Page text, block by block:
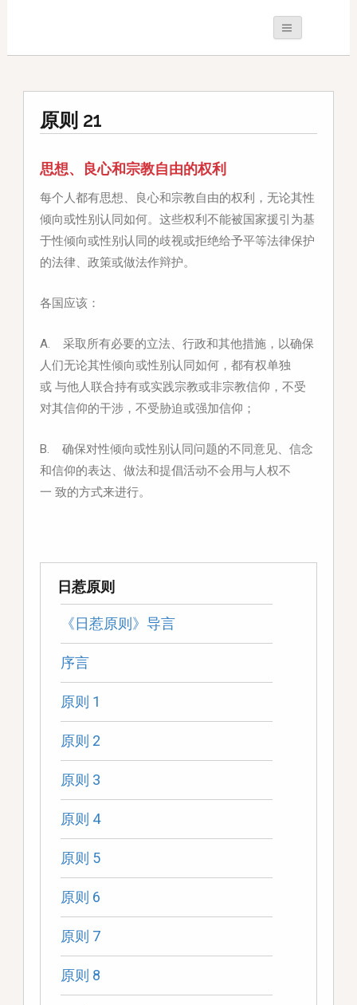
原则 21
思想、良心和宗教自由的权利
每个人都有思想、良心和宗教自由的权利，无论其性
倾向或性别认同如何。这些权利不能被国家援引为基
于性倾向或性别认同的歧视或拒绝给予平等法律保护
的法律、政策或做法作辩护。
各国应该：
A. 采取所有必要的立法、行政和其他措施，以确保
人们无论其性倾向或性别认同如何，都有权单独
或 与他人联合持有或实践宗教或非宗教信仰，不受
对其信仰的干涉，不受胁迫或强加信仰；
B. 确保对性倾向或性别认同问题的不同意见、信念
和信仰的表达、做法和提倡活动不会用与人权不
一 致的方式来进行。
日惹原则
《日惹原则》导言
序言
原则 1
原则 2
原则 3
原则 4
原则 5
原则 6
原则 7
原则 8